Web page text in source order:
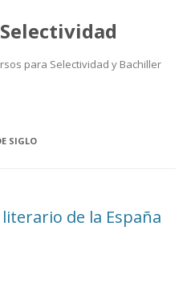
para Selectividad y Bachiller
SIGLO
de la España